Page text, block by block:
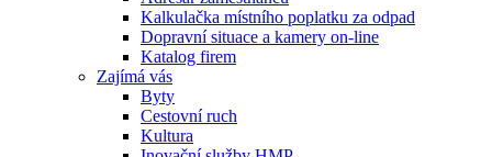
Kalkulačka místního poplatku za odpad
Dopravní situace a kamery on-line
Katalog firem
Zajímá vás
Byty
Cestovní ruch
Kultura